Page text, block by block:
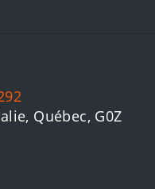
Québec, G0Z